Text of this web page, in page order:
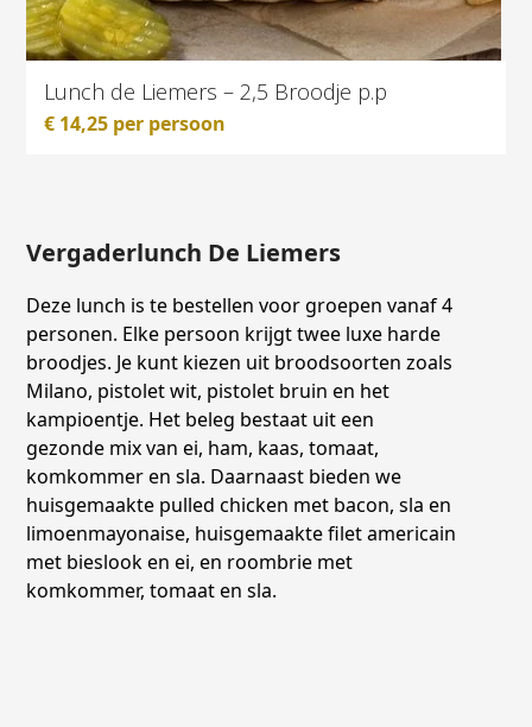
Lunch de Liemers – 2,5 Broodje p.p
€ 14,25 per persoon
Vergaderlunch De Liemers
Deze lunch is te bestellen voor groepen vanaf 4
personen. Elke persoon krijgt twee luxe harde
broodjes. Je kunt kiezen uit broodsoorten zoals
Milano, pistolet wit, pistolet bruin en het
kampioentje. Het beleg bestaat uit een
gezonde mix van ei, ham, kaas, tomaat,
komkommer en sla. Daarnaast bieden we
huisgemaakte pulled chicken met bacon, sla en
limoenmayonaise, huisgemaakte filet americain
met bieslook en ei, en roombrie met
komkommer, tomaat en sla.